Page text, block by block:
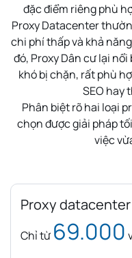
đặc điểm riêng phù
Proxy Datacenter
chi phí thấp và khả
đó, Proxy Dân cư lại
khó bị chặn, rất phù
SEO hay
Phân biệt rõ hai loại
chọn được giải pháp
việc
Proxy datacenter
Chỉ từ 69.000